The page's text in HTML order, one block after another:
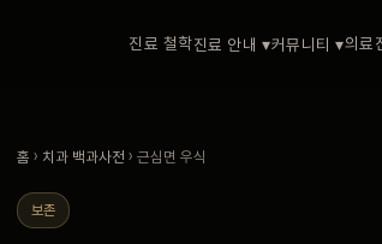
진료 철학진료 안내 ▾커뮤니티 ▾의료
홈 › 치과 백과사전 › 근심면 우식
보존